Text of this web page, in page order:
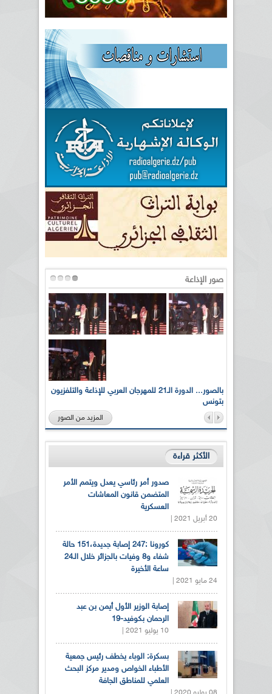
صور الإذاعة
بالصور... الدورة الـ21 للمهرجان العربي للإذاعة والتلفزيون
بتونس
المزيد من الصور
الأكثر قراءة
صدور أمر رئاسي يعدل ويتمم الأمر
المتضمن قانون المعاشات
العسكرية
20 أبريل 2021 |
كورونا :247 إصابة جديدة،151 حالة
شفاء و8 وفيات بالجزائر خلال الـ24
ساعة الأخيرة
24 مايو 2021 |
إصابة الوزير الأول أيمن بن عبد
الرحمان بكوفيد-19
10 يوليو 2021 |
بسكرة: الوباء يخطف رئيس جمعية
الأطباء الخواص ومدير مركز البحث
العلمي للمناطق الجافة